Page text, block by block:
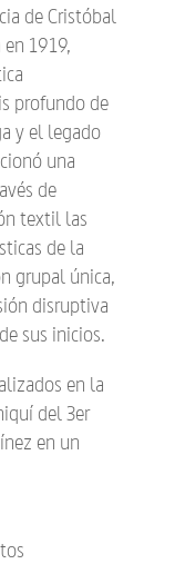
de Cristóbal
1919,
profundo de
y el legado
una
de
textil las
de la
grupal única,
disruptiva
sus inicios.
en la
del 3er
en un